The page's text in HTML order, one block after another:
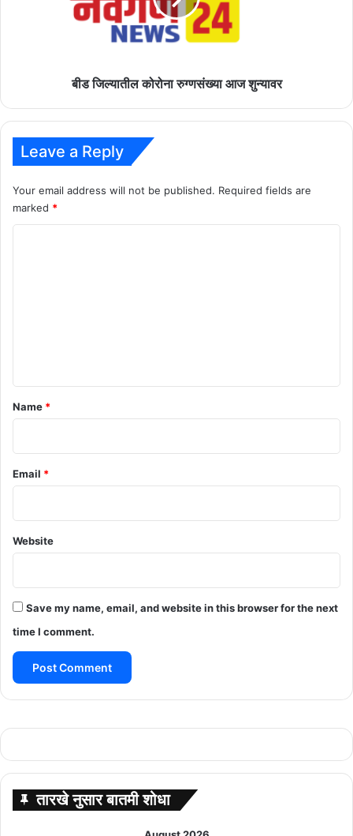
बीड जिल्यातील कोरोना रुग्णसंख्या आज शुन्यावर
Leave a Reply
Your email address will not be published. Required fields are
marked *
*
Name *
Email *
Website
Save my name, email, and website in this browser for the next
time I comment.
तारखे नुसार बातमी शोधा